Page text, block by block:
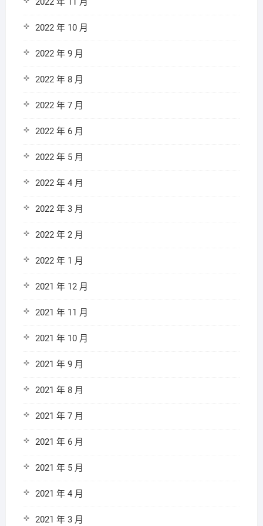
2022 年 10 月
2022 年 9 月
2022 年 8 月
2022 年 7 月
2022 年 6 月
2022 年 5 月
2022 年 4 月
2022 年 3 月
2022 年 2 月
2022 年 1 月
2021 年 12 月
2021 年 11 月
2021 年 10 月
2021 年 9 月
2021 年 8 月
2021 年 7 月
2021 年 6 月
2021 年 5 月
2021 年 4 月
2021 年 3 月